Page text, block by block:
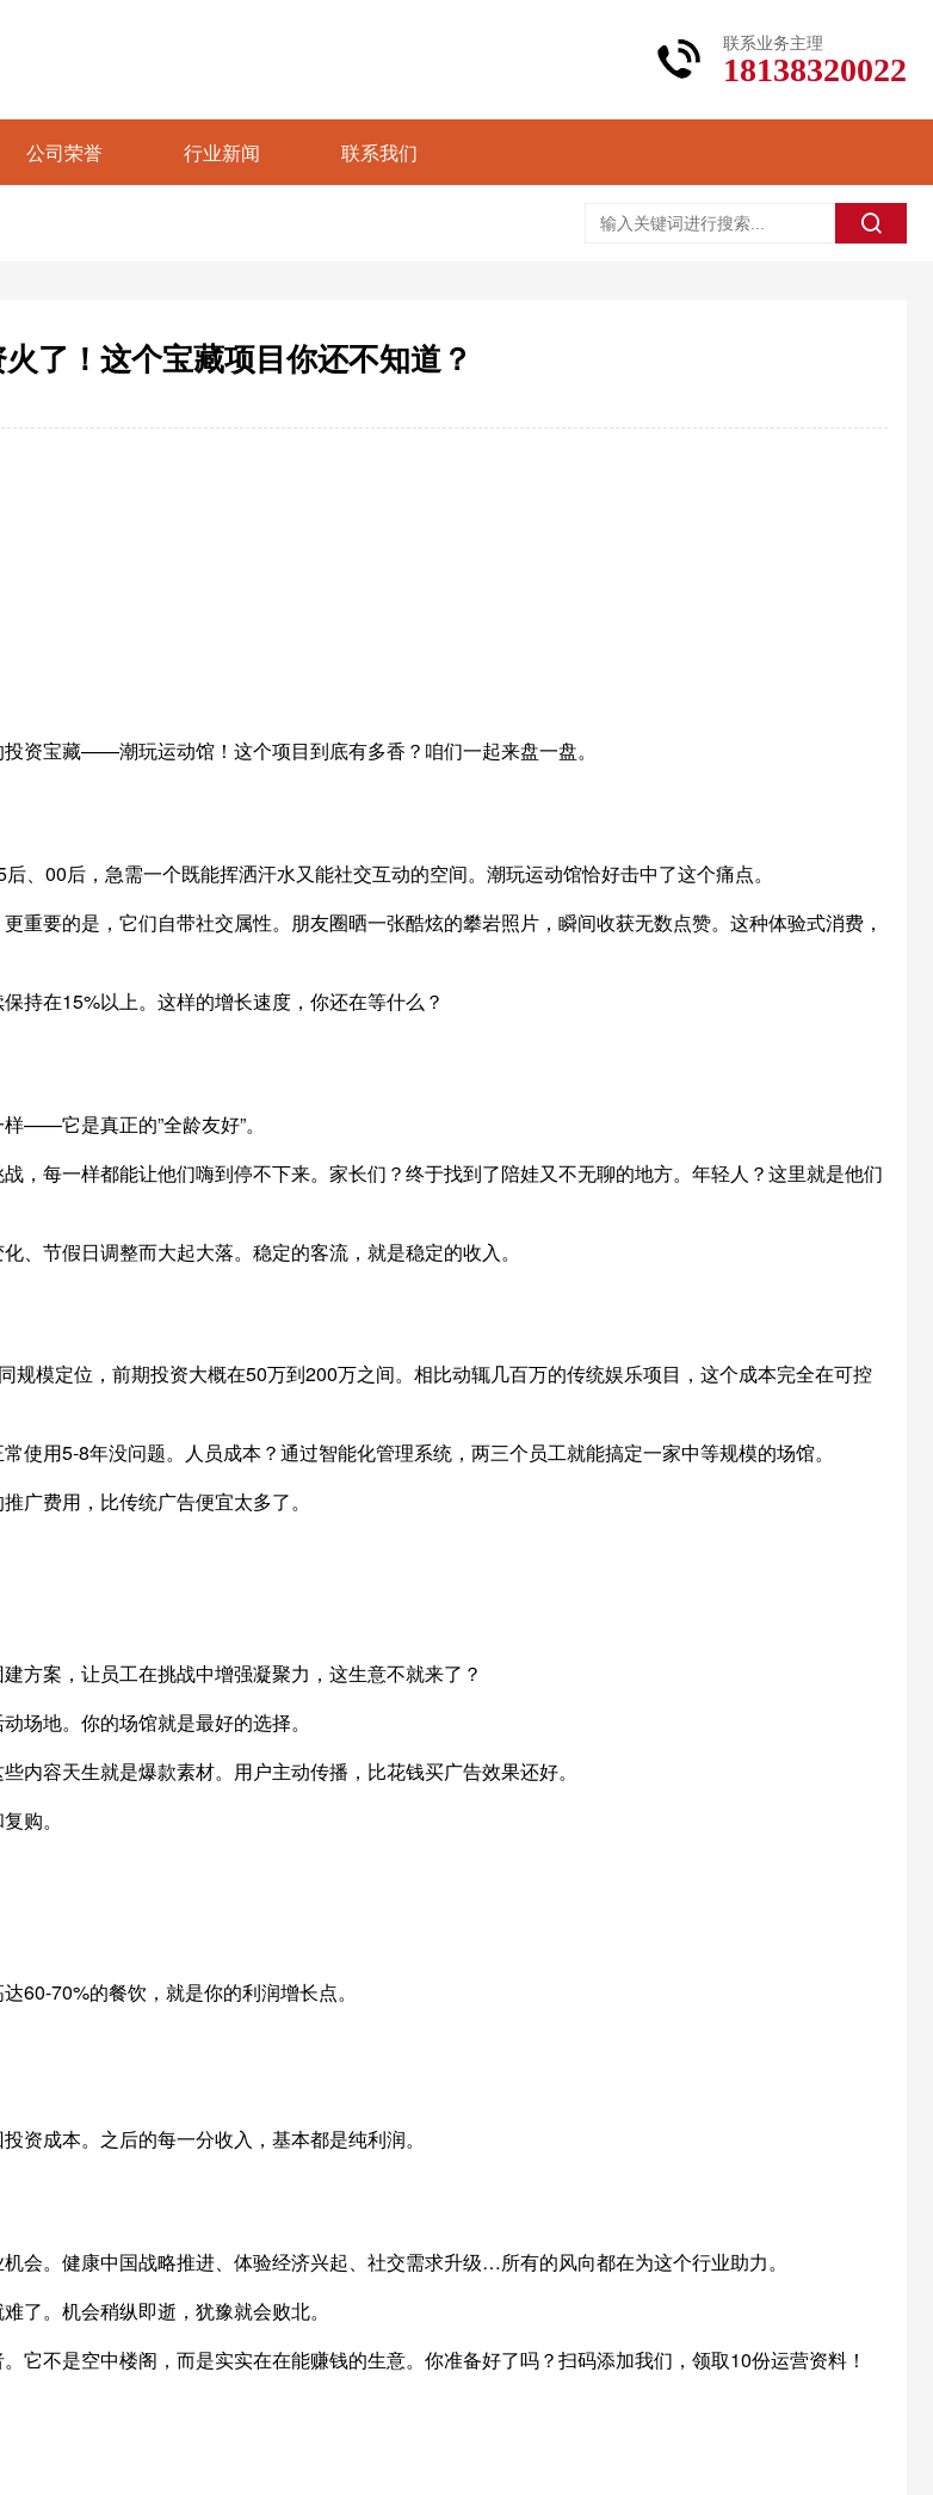
联系业务主理
18138320022
公司荣誉 行业新闻 联系我们
了！这个宝藏项目你还不知道？
资宝藏——潮玩运动馆！这个项目到底有多香？咱们一起来盘一盘。
、00后，急需一个既能挥洒汗水又能社交互动的空间。潮玩运动馆恰好击中了这个痛点。
要的是，它们自带社交属性。朋友圈晒一张酷炫的攀岩照片，瞬间收获无数点赞。这种体验式消费，
持在15%以上。这样的增长速度，你还在等什么？
——它是真正的”全龄友好”。
，每一样都能让他们嗨到停不下来。家长们？终于找到了陪娃又不无聊的地方。年轻人？这里就是他们
、节假日调整而大起大落。稳定的客流，就是稳定的收入。
规模定位，前期投资大概在50万到200万之间。相比动辄几百万的传统娱乐项目，这个成本完全在可控
用5-8年没问题。人员成本？通过智能化管理系统，两三个员工就能搞定一家中等规模的场馆。
广费用，比传统广告便宜太多了。
方案，让员工在挑战中增强凝聚力，这生意不就来了？
场地。你的场馆就是最好的选择。
容天生就是爆款素材。用户主动传播，比花钱买广告效果还好。
购。
60-70%的餐饮，就是你的利润增长点。
资成本。之后的每一分收入，基本都是纯利润。
会。健康中国战略推进、体验经济兴起、社交需求升级…所有的风向都在为这个行业助力。
了。机会稍纵即逝，犹豫就会败北。
它不是空中楼阁，而是实实在在能赚钱的生意。你准备好了吗？扫码添加我们，领取10份运营资料！